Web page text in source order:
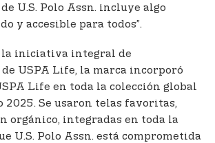
U.S. Polo Assn. incluye algo
y accesible para todos”.
la iniciativa integral de
USPA Life, la marca incorporó
Life en toda la colección global
Se usaron telas favoritas,
orgánico, integradas en toda la
U.S. Polo Assn. está comprometida